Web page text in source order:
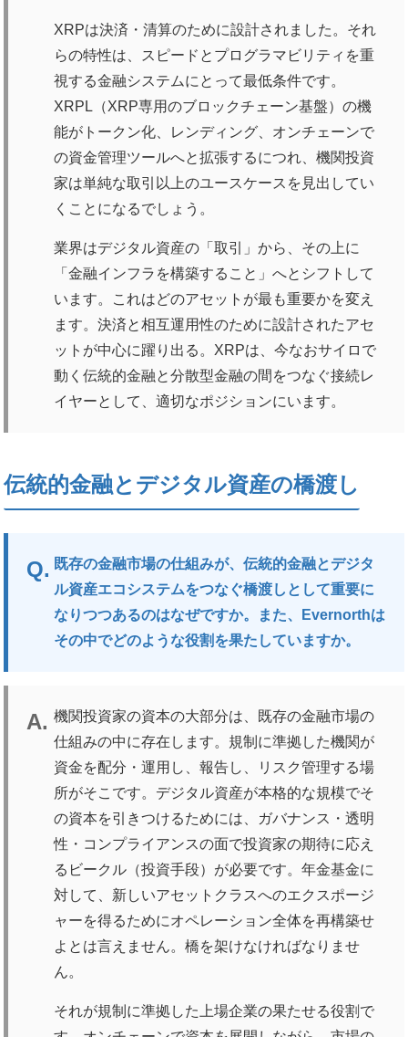
XRPは決済・清算のために設計されました。それ
らの特性は、スピードとプログラマビリティを重
視する金融システムにとって最低条件です。
XRPL（XRP専用のブロックチェーン基盤）の機
能がトークン化、レンディング、オンチェーンで
の資金管理ツールへと拡張するにつれ、機関投資
家は単純な取引以上のユースケースを見出してい
くことになるでしょう。
業界はデジタル資産の「取引」から、その上に
「金融インフラを構築すること」へとシフトして
います。これはどのアセットが最も重要かを変え
ます。決済と相互運用性のために設計されたアセ
ットが中心に躍り出る。XRPは、今なおサイロで
動く伝統的金融と分散型金融の間をつなぐ接続レ
イヤーとして、適切なポジションにいます。
伝統的金融とデジタル資産の橋渡し
既存の金融市場の仕組みが、伝統的金融とデジタ
ル資産エコシステムをつなぐ橋渡しとして重要に
なりつつあるのはなぜですか。また、Evernorthは
その中でどのような役割を果たしていますか。
機関投資家の資本の大部分は、既存の金融市場の
仕組みの中に存在します。規制に準拠した機関が
資金を配分・運用し、報告し、リスク管理する場
所がそこです。デジタル資産が本格的な規模でそ
の資本を引きつけるためには、ガバナンス・透明
性・コンプライアンスの面で投資家の期待に応え
るビークル（投資手段）が必要です。年金基金に
対して、新しいアセットクラスへのエクスポージ
ャーを得るためにオペレーション全体を再構築せ
よとは言えません。橋を架けなければなりませ
ん。
それが規制に準拠した上場企業の果たせる役割で